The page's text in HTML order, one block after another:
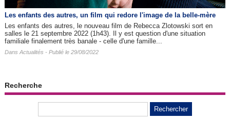
Les enfants des autres​, un film qui redore l'image de la belle-mère
Les enfants des autres, le nouveau film de Rebecca Zlotowski sort en
salles le 21 septembre 2022 (1h43). Il y est question d'une situation
familiale finalement très banale - celle d'une famille...
Dans Actualités - Publié le 29/08/2022
Recherche